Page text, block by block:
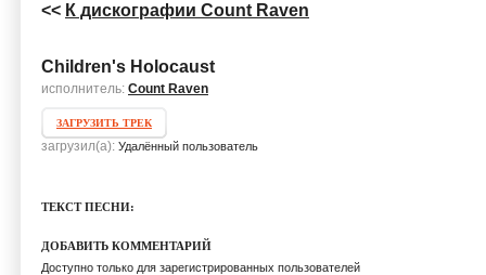
<< К дискографии Count Raven
Children's Holocaust
исполнитель: Count Raven
ЗАГРУЗИТЬ ТРЕК
загрузил(а): Удалённый пользователь
ТЕКСТ ПЕСНИ:
ДОБАВИТЬ КОММЕНТАРИЙ
Доступно только для зарегистрированных пользователей